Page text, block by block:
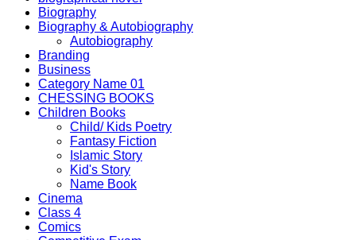
Biography
Biography & Autobiography
Autobiography
Branding
Business
Category Name 01
CHESSING BOOKS
Children Books
Child/ Kids Poetry
Fantasy Fiction
Islamic Story
Kid's Story
Name Book
Cinema
Class 4
Comics